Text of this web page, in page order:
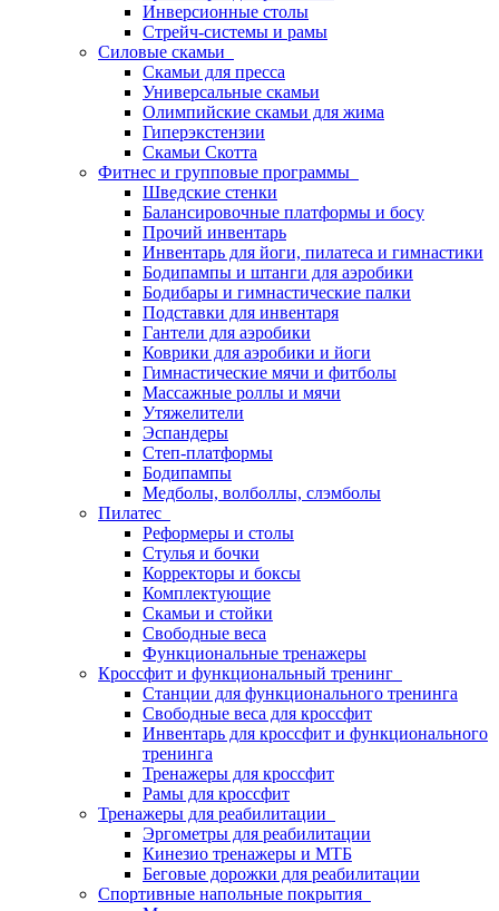
Инверсионные столы
Стрейч-системы и рамы
Силовые скамьи
Скамьи для пресса
Универсальные скамьи
Олимпийские скамьи для жима
Гиперэкстензии
Скамьи Скотта
Фитнес и групповые программы
Шведские стенки
Балансировочные платформы и босу
Прочий инвентарь
Инвентарь для йоги, пилатеса и гимнастики
Бодипампы и штанги для аэробики
Бодибары и гимнастические палки
Подставки для инвентаря
Гантели для аэробики
Коврики для аэробики и йоги
Гимнастические мячи и фитболы
Массажные роллы и мячи
Утяжелители
Эспандеры
Степ-платформы
Бодипампы
Медболы, волболлы, слэмболы
Пилатес
Реформеры и столы
Стулья и бочки
Корректоры и боксы
Комплектующие
Скамьи и стойки
Свободные веса
Функциональные тренажеры
Кроссфит и функциональный тренинг
Станции для функционального тренинга
Свободные веса для кроссфит
Инвентарь для кроссфит и функционального
тренинга
Тренажеры для кроссфит
Рамы для кроссфит
Тренажеры для реабилитации
Эргометры для реабилитации
Кинезио тренажеры и МТБ
Беговые дорожки для реабилитации
Спортивные напольные покрытия